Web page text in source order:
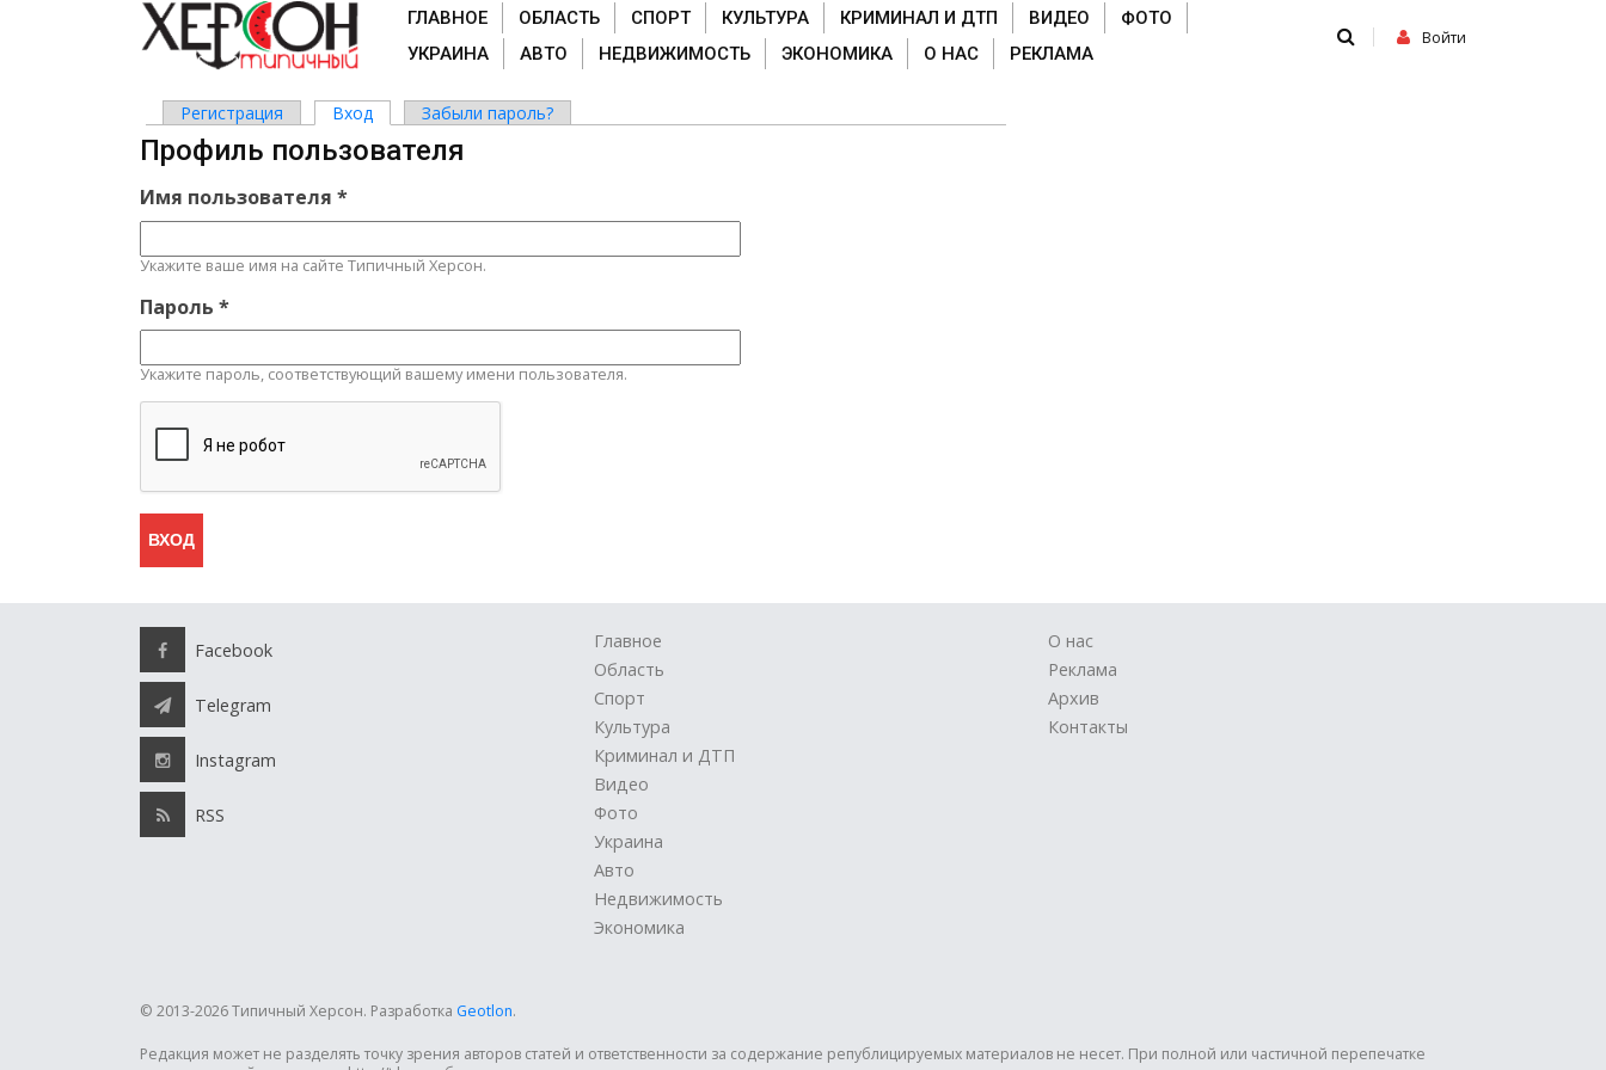
ГЛАВНОЕ ОБЛАСТЬ СПОРТ КУЛЬТУРА КРИМИНАЛ И ДТП ВИДЕО
ФОТО
УКРАИНА
АВТО НЕДВИЖИМОСТЬ ЭКОНОМИКА О НАС РЕКЛАМА
Войти
Главные вкладки
Регистрация Вход (активная вкладка)
Забыли пароль?
Профиль пользователя
Имя пользователя *
Укажите ваше имя на сайте Типичный Херсон.
Пароль *
Укажите пароль, соответствующий вашему имени пользователя.
Facebook
Telegram
Instagram
RSS
Главное
Область
Спорт
Культура
Криминал и ДТП
Видео
Фото
Украина
Авто
Недвижимость
Экономика
О нас
Реклама
Архив
Контакты
© 2013-2026 Типичный Херсон. Разработка Geotlon.
Редакция может не разделять точку зрения авторов статей и ответственности за содержание републицируемых материалов не несет. При полной или частичной перепечатке